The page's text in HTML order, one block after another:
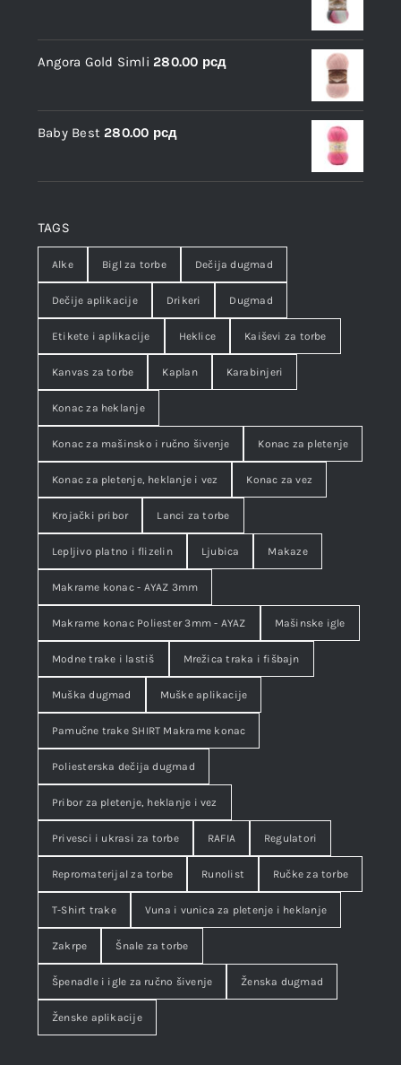
Angora Gold Simli 280.00 рсд
Baby Best 280.00 рсд
TAGS
Alke Bigl za torbe Dečija dugmad
Dečije aplikacije Drikeri Dugmad
Etikete i aplikacije Heklice Kaiševi za torbe
Kanvas za torbe Kaplan Karabinjeri
Konac za heklanje
Konac za mašinsko i ručno šivenje Konac za pletenje
Konac za pletenje, heklanje i vez Konac za vez
Krojački pribor Lanci za torbe
Lepljivo platno i flizelin Ljubica Makaze
Makrame konac - AYAZ 3mm
Makrame konac Poliester 3mm - AYAZ Mašinske igle
Modne trake i lastiš Mrežica traka i fišbajn
Muška dugmad Muške aplikacije
Pamučne trake SHIRT Makrame konac
Poliesterska dečija dugmad
Pribor za pletenje, heklanje i vez
Privesci i ukrasi za torbe RAFIA Regulatori
Repromaterijal za torbe Runolist Ručke za torbe
T-Shirt trake Vuna i vunica za pletenje i heklanje
Zakrpe Šnale za torbe
Špenadle i igle za ručno šivenje Ženska dugmad
Ženske aplikacije